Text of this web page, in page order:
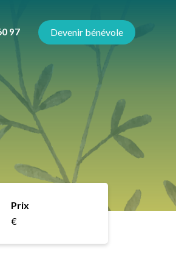
97 Devenir bénévole
Prix
€